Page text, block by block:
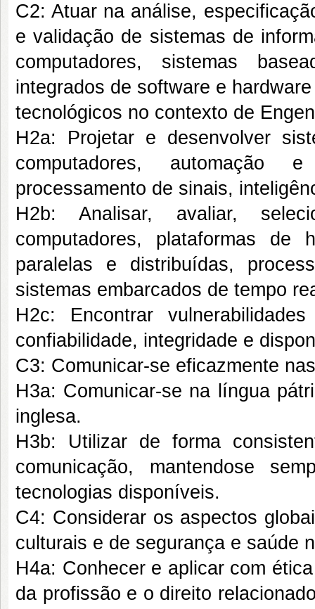
C2: Atuar na análise,
e validação de sistemas de
computadores, sistemas
integrados de software e
tecnológicos no contexto de
H2a: Projetar e desenvolver
computadores, automação
processamento de sinais,
H2b: Analisar, avaliar,
computadores, plataformas de
paralelas e distribuídas,
sistemas embarcados de tempo
H2c: Encontrar
confiabilidade, integridade e
C3: Comunicar-se eficazmente
H3a: Comunicar-se na língua
inglesa.
H3b: Utilizar de forma
comunicação, mantendose
tecnologias disponíveis.
C4: Considerar os aspectos
culturais e de segurança e saúde
H4a: Conhecer e aplicar com
da profissão e o direito